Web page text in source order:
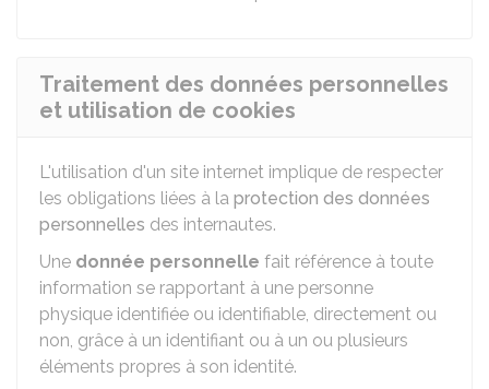
Traitement des données personnelles
et utilisation de cookies
L'utilisation d'un site internet implique de respecter
les obligations liées à la protection des données
personnelles des internautes.
Une donnée personnelle fait référence à toute
information se rapportant à une personne
physique identifiée ou identifiable, directement ou
non, grâce à un identifiant ou à un ou plusieurs
éléments propres à son identité.